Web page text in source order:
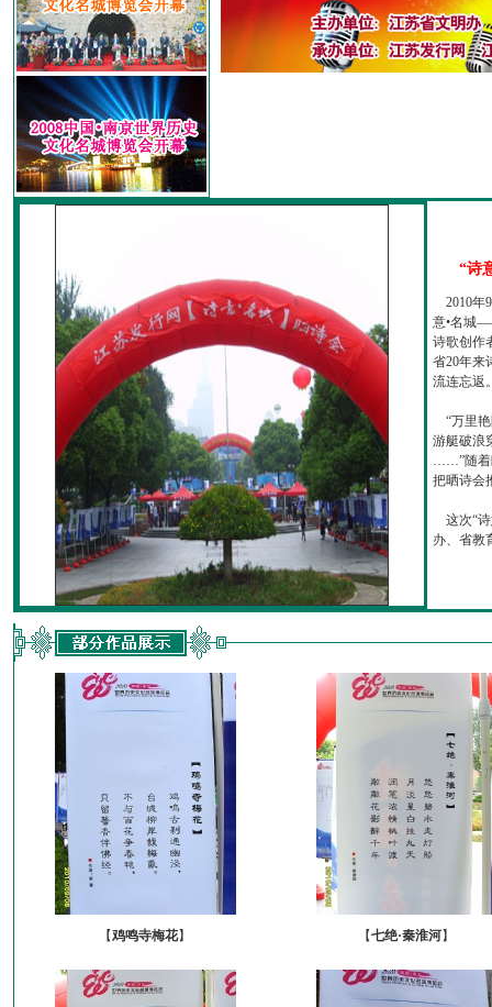
“诗
2010年
意•名城
诗歌创作
省20年来
流连忘返
“万里艳
游艇破浪
……”随着
把晒诗会
这次“诗
办、省教
【鸡鸣寺梅花】 【七绝·秦淮河】